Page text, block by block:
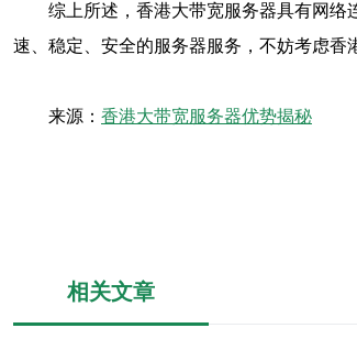
综上所述，香港大带宽服务器具有网络
速、稳定、安全的服务器服务，不妨考虑香
来源： 香港大带宽服务器优势揭秘
相关文章